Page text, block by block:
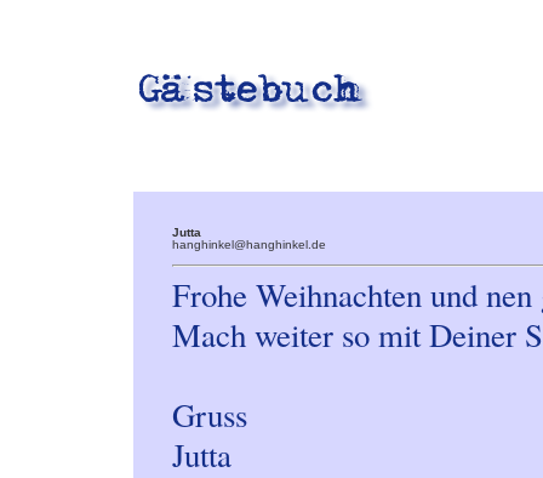
Jutta
hanghinkel@hanghinkel.de
Frohe Weihnachten und
Mach weiter so mit Deiner
Gruss
Jutta